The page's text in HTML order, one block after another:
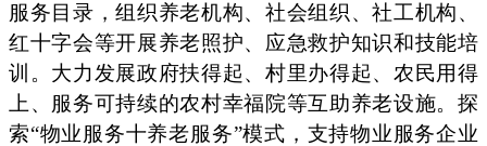
服务目录，组织养老机构、社会组织、社工机构、
红十字会等开展养老照护、应急救护知识和技能培
训。大力发展政府扶得起、村里办得起、农民用得
上、服务可持续的农村幸福院等互助养老设施。探
索“物业服务十养老服务”模式，支持物业服务企业